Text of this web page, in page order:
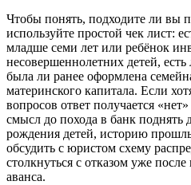
Чтобы понять, подходите ли вы
используйте простой чек лист:
младше семи лет или ребёнок
несовершеннолетних детей,
была ли ранее оформлена
материнского капитала. Если
вопросов ответ получается
смысл до похода в банк поднять
рождения детей, историю
обсудить с юристом схему
столкнуться с отказом уже
аванса.